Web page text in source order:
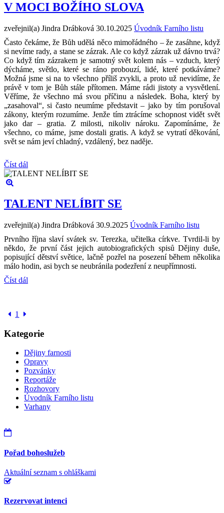
V MOCI BOŽÍHO SLOVA
zveřejnil(a) Jindra Drábková 30.10.2025 Úvodník Farního listu
Často čekáme, že Bůh udělá něco mimořádného – že zasáhne, když
si nevíme rady, a stane se zázrak. Ale co když zázrak už dávno trvá?
Co když tím zázrakem je samotný svět kolem nás – vzduch, který
dýcháme, světlo, které se ráno probouzí, lidé, které potkáváme?
Možná jsme si na to všechno příliš zvykli, a proto už nevidíme, že
právě v tom je Bůh stále přítomen. Máme rádi jistoty a vysvětlení.
Věříme, že všechno má svou příčinu a následek. Boha, který by
„zasahoval“, si často neumíme představit – jako by tím porušoval
zákony, kterým rozumíme. Jenže tím ztrácíme schopnost vidět svět
jako dar – gratia. Z milosti, nikoliv nároku. Zapomínáme, že
všechno, co máme, jsme dostali gratis. A když se vytratí děkování,
svět se nám jeví chladný, vzdálený, bez naděje.
Číst dál
TALENT NELÍBIT SE
zveřejnil(a) Jindra Drábková 30.9.2025 Úvodník Farního listu
Prvního října slaví svátek sv. Terezka, učitelka církve. Tvrdil-li by
někdo, že první část jejich autobiografických spisů Dějiny duše,
popisující dětství světice, lačně pozřel na posezení během několika
málo hodin, asi bych se neubránila podezření z neupřímnosti.
Číst dál
1
Kategorie
Dějiny farnosti
Opravy
Pozvánky
Reportáže
Rozhovory
Úvodník Farního listu
Varhany
Pořad bohoslužeb
Aktuální seznam s ohláškami
Rezervovat intenci